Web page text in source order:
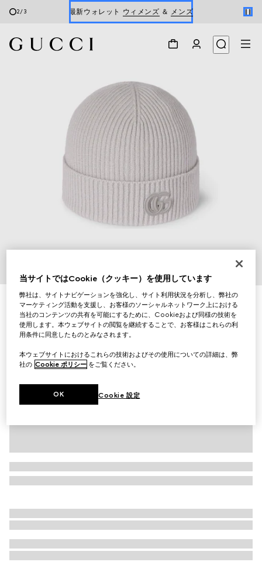
2/3 最新ウォレット ウィメンズ ＆ メンズ
/4
パッチ付き カシミア ハット
￥71,500
（税込）
バリエーション ライトグレー
当サイトではCookie（クッキー）を使用しています
弊社は、サイトナビゲーションを強化し、サイト利用状況を分析し、弊社の
マーケティング活動を支援し、お客様のソーシャルネットワーク上における
当社のコンテンツの共有を可能にするために、Cookieおよび同様の技術を
使用します。本ウェブサイトの閲覧を継続することで、お客様はこれらの利
用条件に同意したものとみなされます。
本ウェブサイトにおけるこれらの技術およびその使用についての詳細は、弊
社の Cookie ポリシー をご覧ください。
Cookie 設定
OK